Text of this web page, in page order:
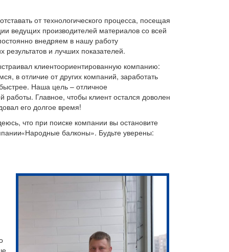
от технологического процесса, посещая
ведущих производителей материалов со всей
внедряем в нашу работу
результатов и лучших показателей.
клиентоориентированную компанию:
в отличие от других компаний, заработать
Наша цель – отличное
работы. Главное, чтобы клиент остался доволен
его долгое время!
что при поиске компании вы остановите
«Народные балконы». Будьте уверены: